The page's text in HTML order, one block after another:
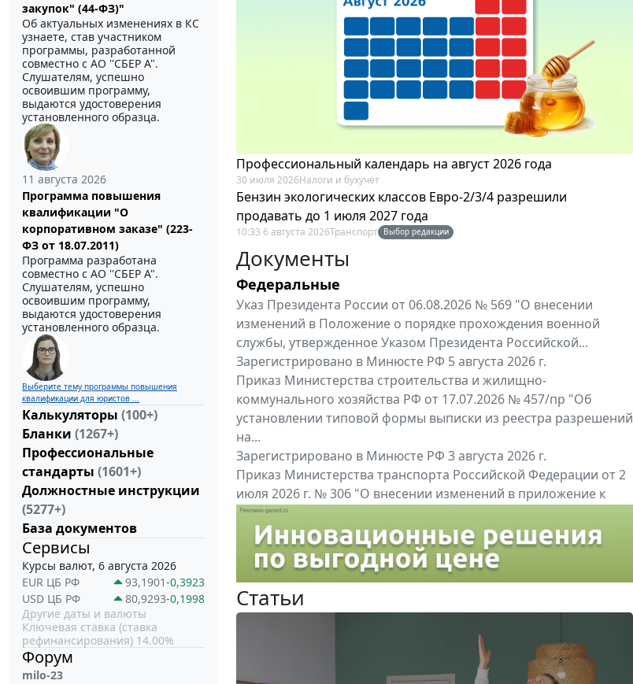
закупок" (44-ФЗ)"
Об актуальных изменениях в КС
узнаете, став участником
программы, разработанной
совместно с АО ''СБЕР А".
Слушателям, успешно
освоившим программу,
выдаются удостоверения
установленного образца.
11 августа 2026
Программа повышения
квалификации "О
корпоративном заказе" (223-
ФЗ от 18.07.2011)
Программа разработана
совместно с АО ''СБЕР А".
Слушателям, успешно
освоившим программу,
выдаются удостоверения
установленного образца.
Выберите тему программы повышения
квалификации для юристов ...
Калькуляторы (100+)
Бланки (1267+)
Профессиональные
стандарты (1601+)
Должностные инструкции
(5277+)
База документов
Сервисы
Курсы валют, 6 августа 2026
EUR ЦБ РФ
93,1901-0,3923
USD ЦБ РФ
80,9293-0,1998
Другие даты и валюты
Ключевая ставка (ставка
рефинансирования) 14.00%
Форум
milo-23
Профессиональный календарь на август 2026 года
30 июля 2026Налоги и бухучет
Бензин экологических классов Евро-2/3/4 разрешили
продавать до 1 июля 2027 года
10:33 6 августа 2026Транспорт Выбор редакции
Документы
Федеральные
Указ Президента России от 06.08.2026 № 569 "О внесении
изменений в Положение о порядке прохождения военной
службы, утвержденное Указом Президента Российской...
Зарегистрировано в Минюсте РФ 5 августа 2026 г.
Приказ Министерства строительства и жилищно-
коммунального хозяйства РФ от 17.07.2026 № 457/пр "Об
установлении типовой формы выписки из реестра разрешений
на...
Зарегистрировано в Минюсте РФ 3 августа 2026 г.
Приказ Министерства транспорта Российской Федерации от 2
июля 2026 г. № 306 "О внесении изменений в приложение к
приказу Министерства транспорта Российской...
Все федеральные документы
Статьи